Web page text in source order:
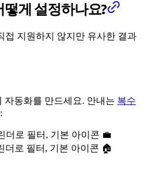
게 설정하나요?
접 지원하지 않지만 유사한 결과
자동화를 만드세요. 안내는 복수
더로 필터, 기본 아이콘 💼
더로 필터, 기본 아이콘 🏠